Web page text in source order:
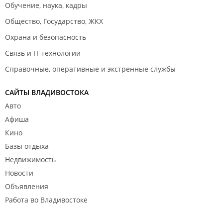
Обучение, наука, кадры
Общество, Государство, ЖКХ
Охрана и безопасность
Связь и IT технологии
Справочные, оперативные и экстренные службы
САЙТЫ ВЛАДИВОСТОКА
Авто
Афиша
Кино
Базы отдыха
Недвижимость
Новости
Объявления
Работа во Владивостоке